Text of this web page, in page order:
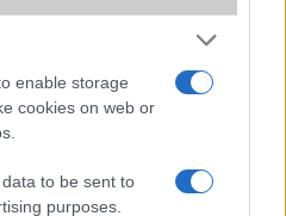
enable storage
cookies on web or
to be sent to
purposes.
ajánlatok